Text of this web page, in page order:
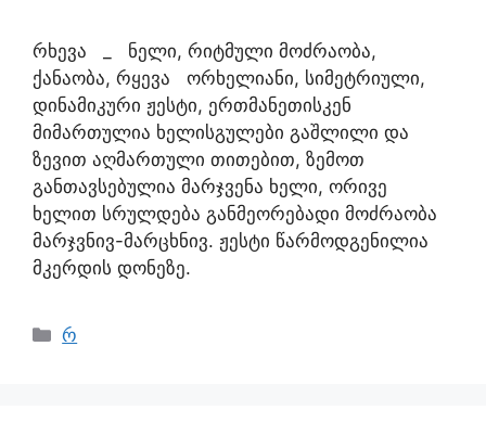
რხევა _ ნელი, რიტმული მოძრაობა,
ქანაობა, რყევა ორხელიანი, სიმეტრიული,
დინამიკური ჟესტი, ერთმანეთისკენ
მიმართულია ხელისგულები გაშლილი და
ზევით აღმართული თითებით, ზემოთ
განთავსებულია მარჯვენა ხელი, ორივე
ხელით სრულდება განმეორებადი მოძრაობა
მარჯვნივ-მარცხნივ. ჟესტი წარმოდგენილია
მკერდის დონეზე.
რ